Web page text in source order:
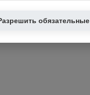
обязательные